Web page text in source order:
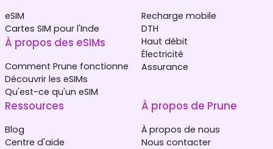
eSIM
Cartes SIM pour l'Inde
À propos des eSIMs
Comment Prune fonctionne
Découvrir les eSIMs
Qu'est-ce qu'un eSIM
Recharge mobile
DTH
Haut débit
Électricité
Assurance
Ressources
Blog
Centre d'aide
À propos de Prune
À propos de nous
Nous contacter